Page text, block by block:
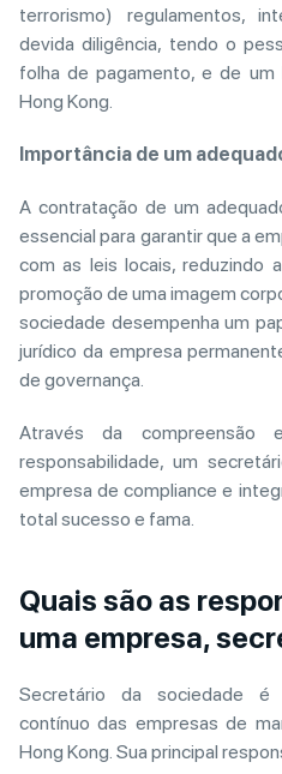
terrorismo) regulamentos,
devida diligência, tendo o
folha de pagamento, e de
Hong Kong.
Importância de um
A contratação de um
essencial para garantir que a
com as leis locais, reduzindo
promoção de uma imagem
sociedade desempenha um
jurídico da empresa
de governança.
Através da compreensão
responsabilidade, um
empresa de compliance e
total sucesso e fama.
Quais são as
uma empresa,
Secretário da sociedade é
contínuo das empresas de
Hong Kong. Sua principal